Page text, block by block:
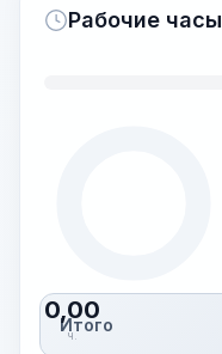
Рабочие часы
0,00
ч.
Итого